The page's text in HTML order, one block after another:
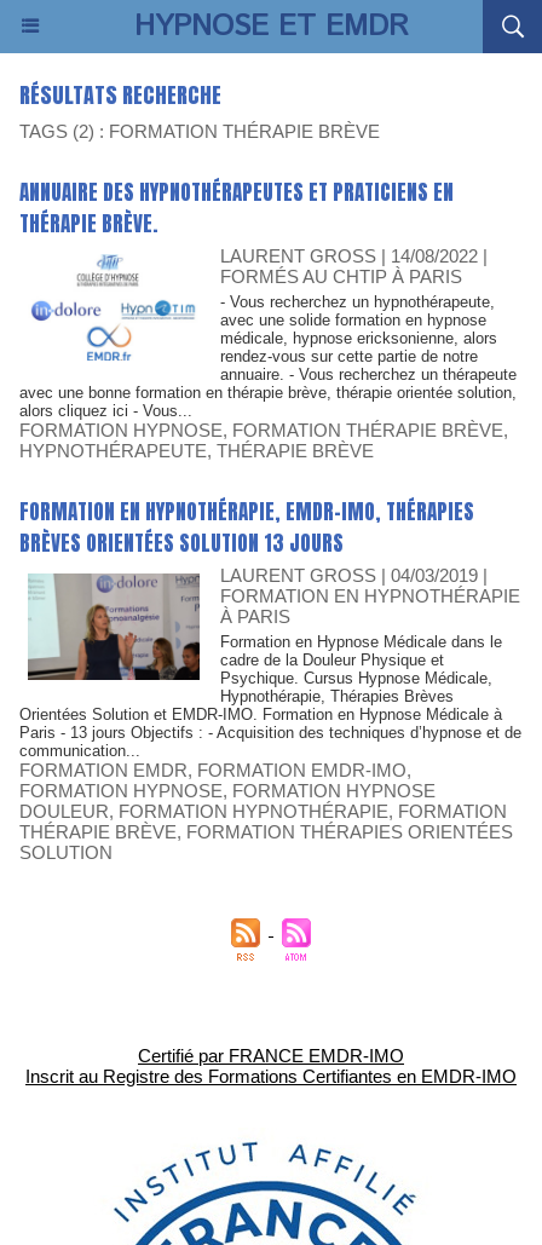
HYPNOSE ET EMDR
RÉSULTATS RECHERCHE
TAGS (2) : FORMATION THÉRAPIE BRÈVE
ANNUAIRE DES HYPNOTHÉRAPEUTES ET PRATICIENS EN
THÉRAPIE BRÈVE.
LAURENT GROSS | 14/08/2022 |
FORMÉS AU CHTIP À PARIS
- Vous recherchez un hypnothérapeute,
avec une solide formation en hypnose
médicale, hypnose ericksonienne, alors
rendez-vous sur cette partie de notre
annuaire. - Vous recherchez un thérapeute
avec une bonne formation en thérapie brève, thérapie orientée solution,
alors cliquez ici - Vous...
FORMATION HYPNOSE, FORMATION THÉRAPIE BRÈVE,
HYPNOTHÉRAPEUTE, THÉRAPIE BRÈVE
FORMATION EN HYPNOTHÉRAPIE, EMDR-IMO, THÉRAPIES
BRÈVES ORIENTÉES SOLUTION 13 JOURS
LAURENT GROSS | 04/03/2019 |
FORMATION EN HYPNOTHÉRAPIE
À PARIS
Formation en Hypnose Médicale dans le
cadre de la Douleur Physique et
Psychique. Cursus Hypnose Médicale,
Hypnothérapie, Thérapies Brèves
Orientées Solution et EMDR-IMO. Formation en Hypnose Médicale à
Paris - 13 jours Objectifs : - Acquisition des techniques d’hypnose et de
communication...
FORMATION EMDR, FORMATION EMDR-IMO,
FORMATION HYPNOSE, FORMATION HYPNOSE
DOULEUR, FORMATION HYPNOTHÉRAPIE, FORMATION
THÉRAPIE BRÈVE, FORMATION THÉRAPIES ORIENTÉES
SOLUTION
Certifié par FRANCE EMDR-IMO
Inscrit au Registre des Formations Certifiantes en EMDR-IMO